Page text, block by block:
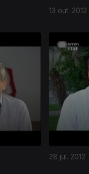
13 out. 2012
28 jul. 2012